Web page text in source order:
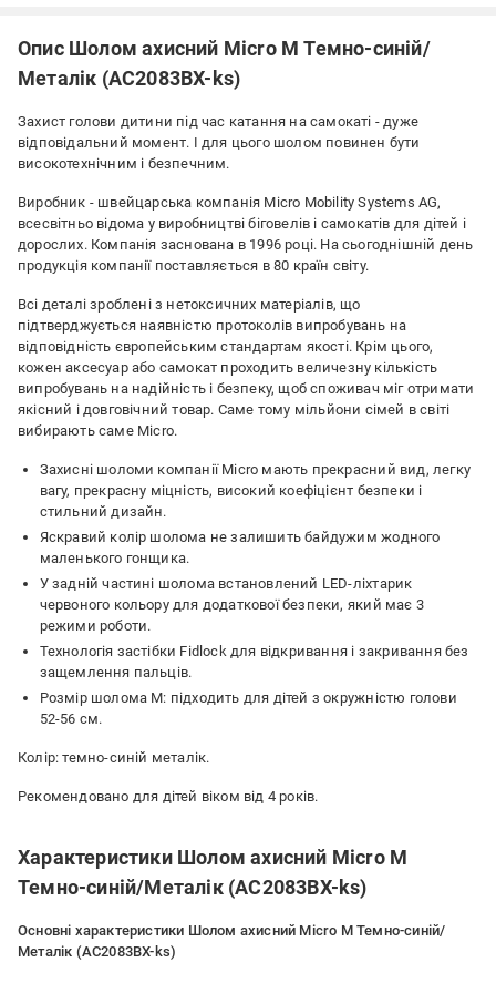
Опис Шолом ахисний Micro M Темно-синій/
Металік (AC2083BX-ks)
Захист голови дитини під час катання на самокаті - дуже
відповідальний момент. І для цього шолом повинен бути
високотехнічним і безпечним.
Виробник - швейцарська компанія Micro Mobility Systems AG,
всесвітньо відома у виробництві біговелів і самокатів для дітей і
дорослих. Компанія заснована в 1996 році. На сьогоднішній день
продукція компанії поставляється в 80 країн світу.
Всі деталі зроблені з нетоксичних матеріалів, що
підтверджується наявністю протоколів випробувань на
відповідність європейським стандартам якості. Крім цього,
кожен аксесуар або самокат проходить величезну кількість
випробувань на надійність і безпеку, щоб споживач міг отримати
якісний і довговічний товар. Саме тому мільйони сімей в світі
вибирають саме Micro.
Захисні шоломи компанії Micro мають прекрасний вид, легку
вагу, прекрасну міцність, високий коефіцієнт безпеки і
стильний дизайн.
Яскравий колір шолома не залишить байдужим жодного
маленького гонщика.
У задній частині шолома встановлений LED-ліхтарик
червоного кольору для додаткової безпеки, який має 3
режими роботи.
Технологія застібки Fidlock для відкривання і закривання без
защемлення пальців.
Розмір шолома M: підходить для дітей з окружністю голови
52-56 см.
Колір: темно-синій металік.
Рекомендовано для дітей віком від 4 років.
Характеристики Шолом ахисний Micro M
Темно-синій/Металік (AC2083BX-ks)
Основні характеристики Шолом ахисний Micro M Темно-синій/
Металік (AC2083BX-ks)